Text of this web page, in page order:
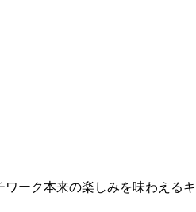
ーク本来の楽しみを味わえるキ